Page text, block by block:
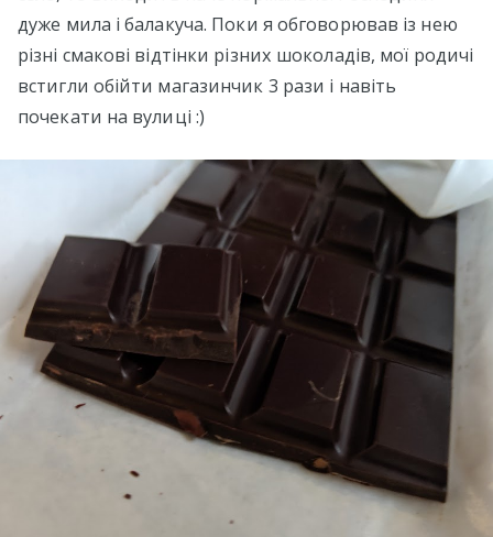
дуже мила і балакуча. Поки я обговорював із нею
різні смакові відтінки різних шоколадів, мої родичі
встигли обійти магазинчик 3 рази і навіть
почекати на вулиці :)